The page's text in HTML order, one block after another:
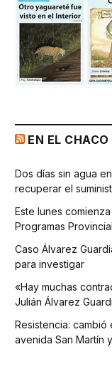
EN EL CHACO
Dos días sin agua
recuperar el
Este lunes
Programas
Caso Álvarez
para investigar
«Hay muchas
Julián Álvarez
Resistencia:
avenida San Martín